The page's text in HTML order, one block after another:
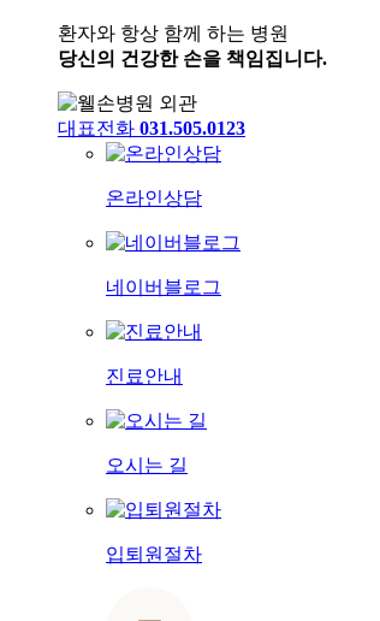
환자와 항상 함께 하는 병원
당신의 건강한 손을 책임집니다.
대표전화 031.505.0123
온라인상담
네이버블로그
진료안내
오시는 길
입퇴원절차